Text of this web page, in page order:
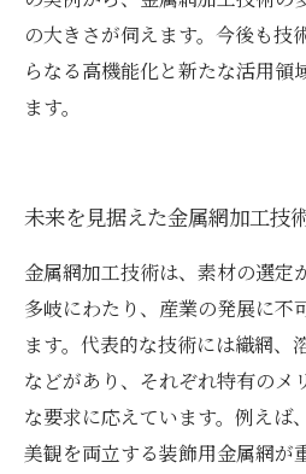
の大きさが伺えます。今後も技
らなる高機能化と新たな活用領
ます。
未来を見据えた金属網加工技
金属網加工技術は、素材の選定
多岐にわたり、産業の発展に不
ます。代表的な技術には織網、
などがあり、それぞれ特有のメ
な要求に応えています。例えば
美観を両立する装飾用金属網が